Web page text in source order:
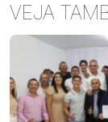
VEJA